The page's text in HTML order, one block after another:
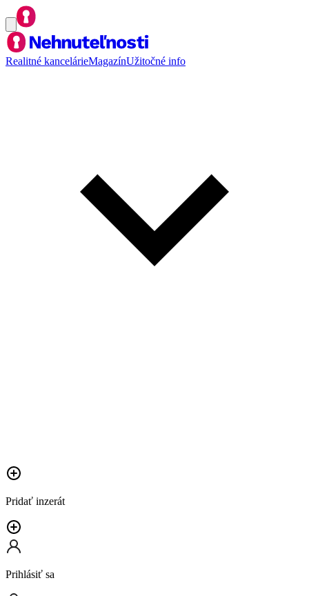
Realitné kancelárieMagazínUžitočné info
Pridať inzerát
Prihlásiť sa